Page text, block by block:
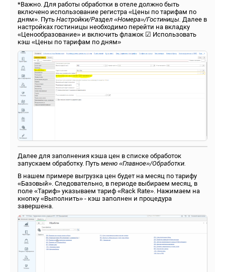
*Важно. Для работы обработки в отеле должно быть
включено использование регистра «Цены по тарифам по
дням». Путь Настройки/Раздел «Номера»/Гостиницы. Далее в
настройках гостиницы необходимо перейти на вкладку
«Ценообразование» и включить флажок ☑ Использовать
кэш «Цены по тарифам по дням»
Далее для заполнения кэша цен в списке обработок
запускаем обработку. Путь меню «Главное»/Обработки.
В нашем примере выгрузка цен будет на месяц по тарифу
«Базовый». Следовательно, в периоде выбираем месяц, в
поле «Тариф» указываем тариф «Rack Rate». Нажимаем на
кнопку «Выполнить» - кэш заполнен и процедура
завершена.